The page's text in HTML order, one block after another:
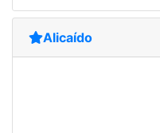
Alicaído